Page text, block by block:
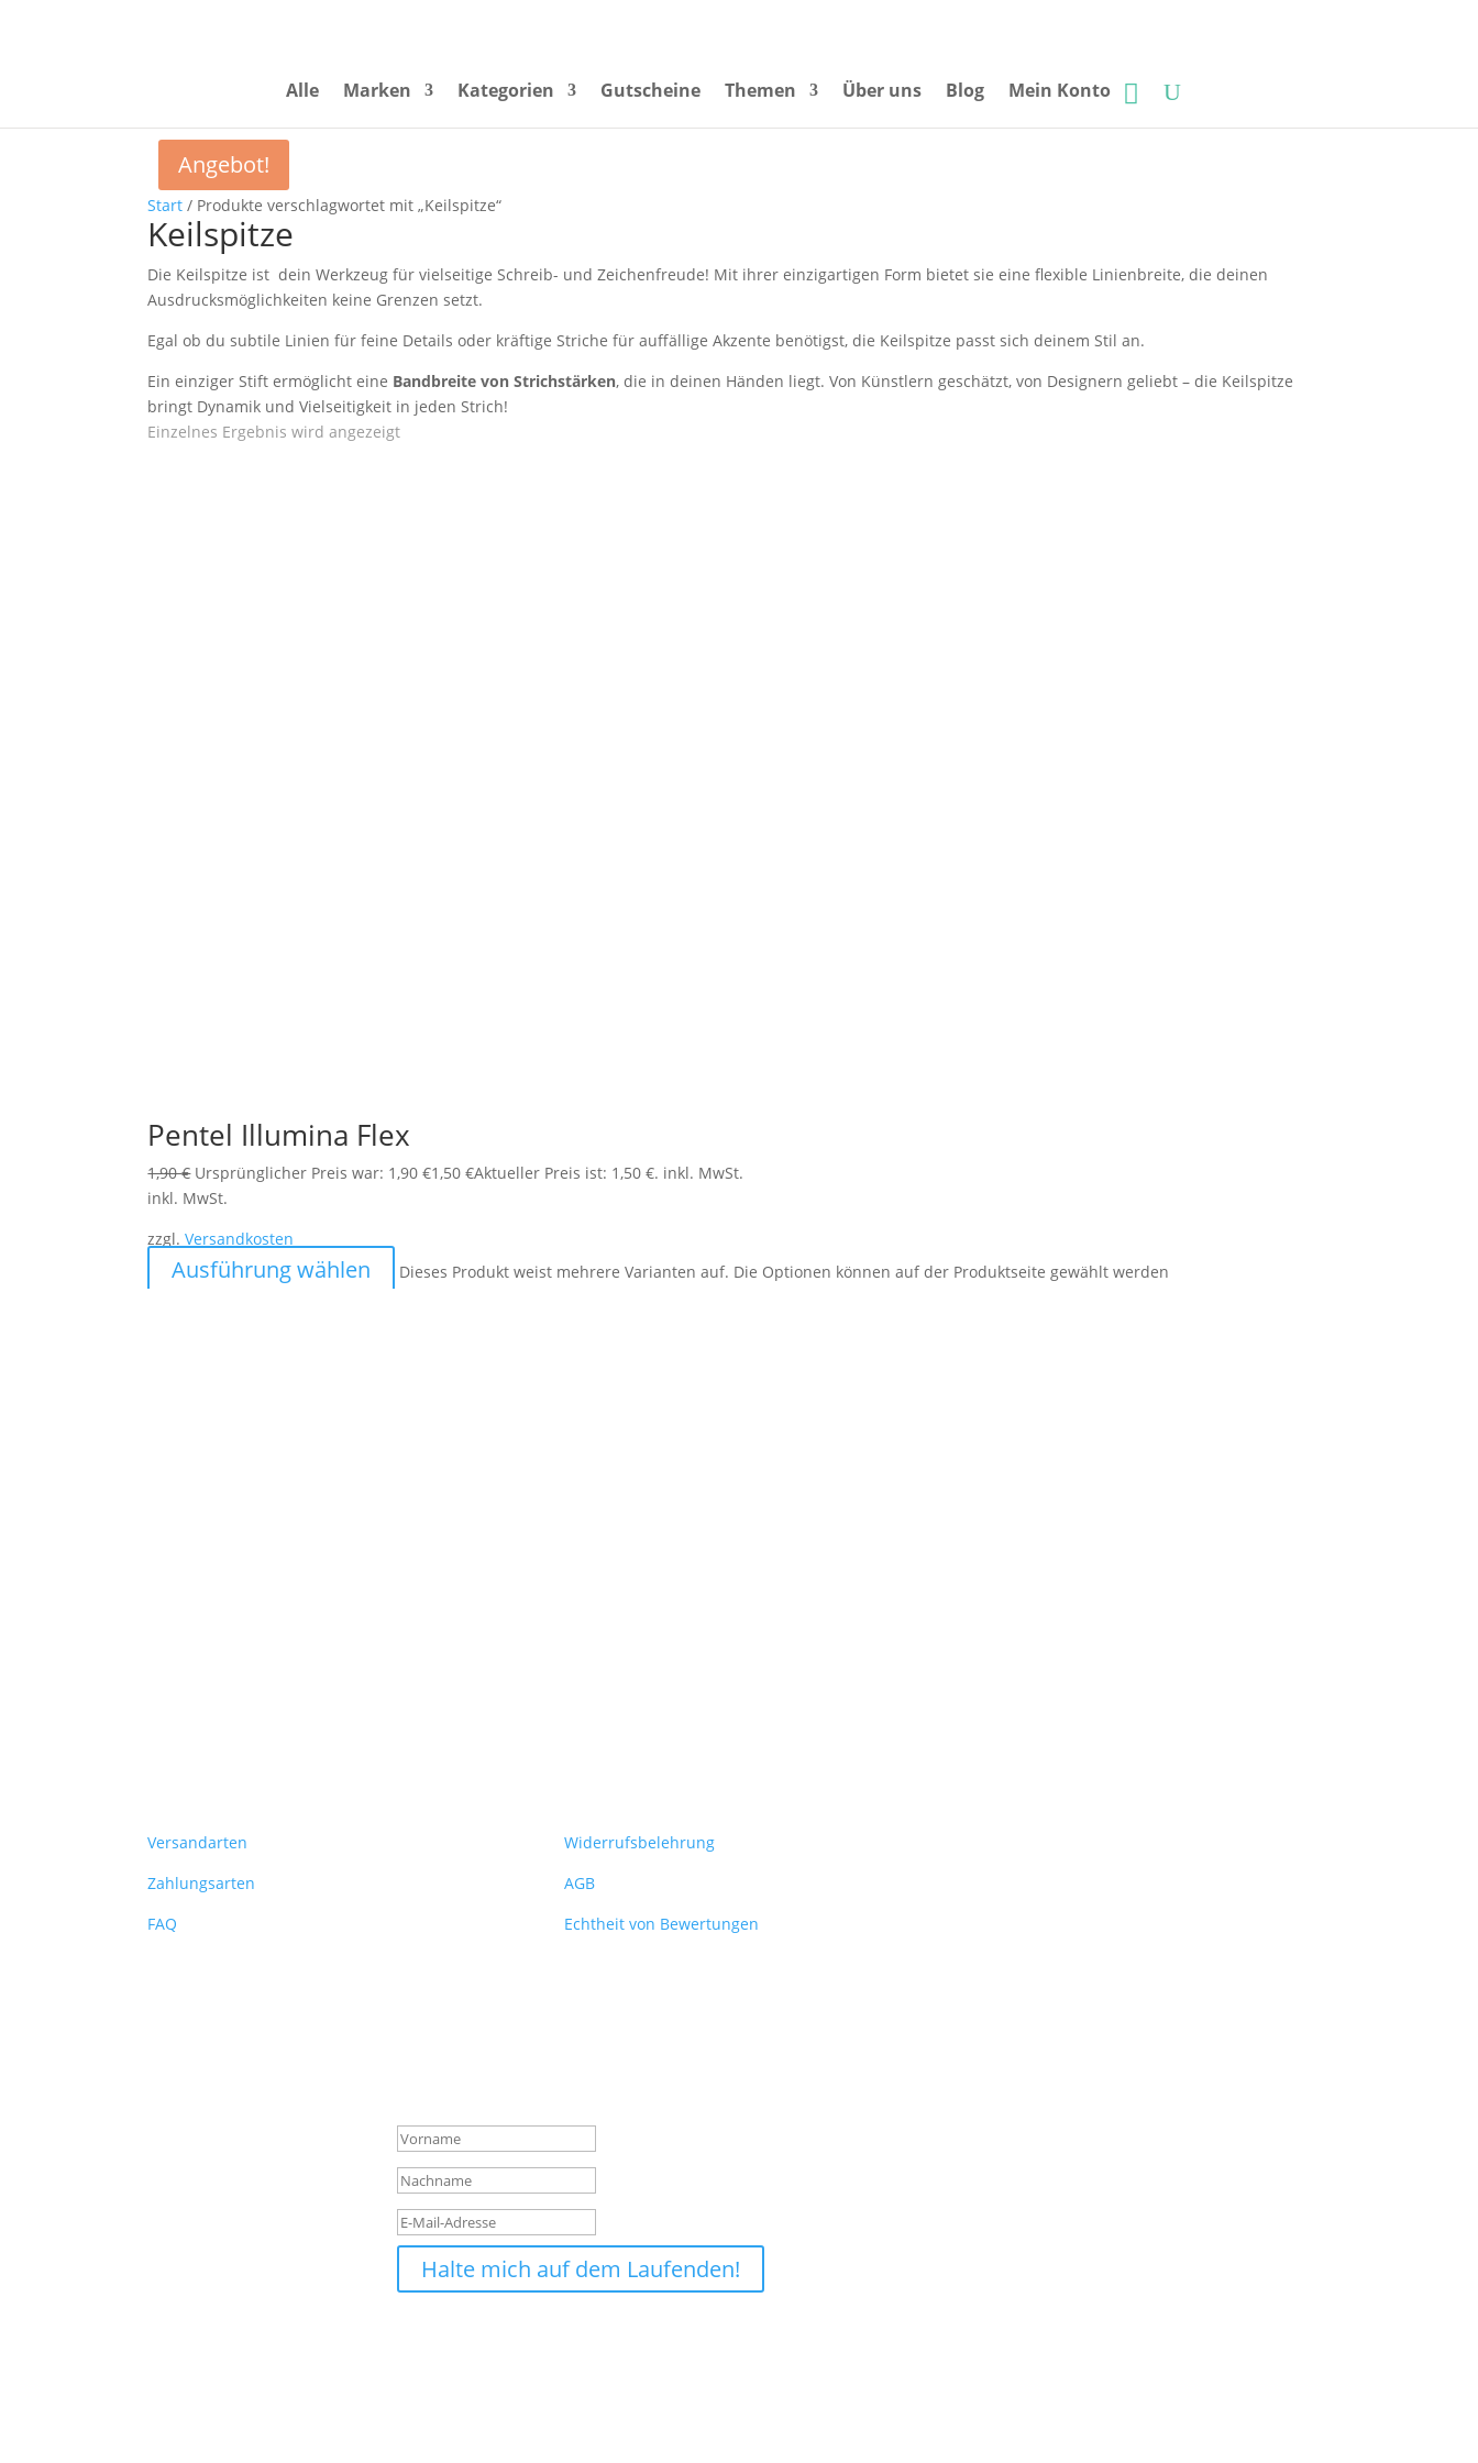
Alle Marken Kategorien Gutscheine Themen Über uns Blog Mein Konto
Start / Produkte verschlagwortet mit „Keilspitze“
Keilspitze
Die Keilspitze ist dein Werkzeug für vielseitige Schreib- und Zeichenfreude! Mit ihrer einzigartigen Form bietet sie eine flexible Linienbreite, die deinen
Ausdrucksmöglichkeiten keine Grenzen setzt.
Egal ob du subtile Linien für feine Details oder kräftige Striche für auffällige Akzente benötigst, die Keilspitze passt sich deinem Stil an.
Ein einziger Stift ermöglicht eine Bandbreite von Strichstärken, die in deinen Händen liegt. Von Künstlern geschätzt, von Designern geliebt – die Keilspitze
bringt Dynamik und Vielseitigkeit in jeden Strich!
Einzelnes Ergebnis wird angezeigt
Angebot!
Pentel Illumina Flex
1,90€ Ursprünglicher Preis war: 1,90 €1,50€Aktueller Preis ist: 1,50 €. inkl. MwSt.
inkl. MwSt.
zzgl.Versandkosten
Ausführung wählen Dieses Produkt weist mehrere Varianten auf. Die Optionen können auf der Produktseite gewählt werden
Versandarten
Zahlungsarten
FAQ
Widerrufsbelehrung
AGB
Echtheit von Bewertungen
Halte mich auf dem Laufenden!